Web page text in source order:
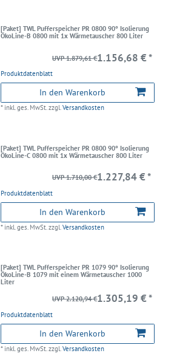
[Paket] TWL Pufferspeicher PR 0800 90° Isolierung
ÖkoLine-B 0800 mit 1x Wärmetauscher 800 Liter
Produktdatenblatt
UVP 1.879,61 €1.156,68 € *
In den Warenkorb
* inkl. ges. MwSt.zzgl.Versandkosten
[Paket] TWL Pufferspeicher PR 0800 90° Isolierung
ÖkoLine-C 0800 mit 1x Wärmetauscher 800 Liter
Produktdatenblatt
UVP 1.710,00 €1.227,84 € *
In den Warenkorb
* inkl. ges. MwSt. zzgl.Versandkosten
[Paket] TWL Pufferspeicher PR 1079 90° Isolierung
ÖkoLine-B 1079 mit einem Wärmetauscher 1000
Liter
Produktdatenblatt
UVP 2.120,94 €1.305,19 € *
In den Warenkorb
* inkl. ges. MwSt.zzgl.Versandkosten